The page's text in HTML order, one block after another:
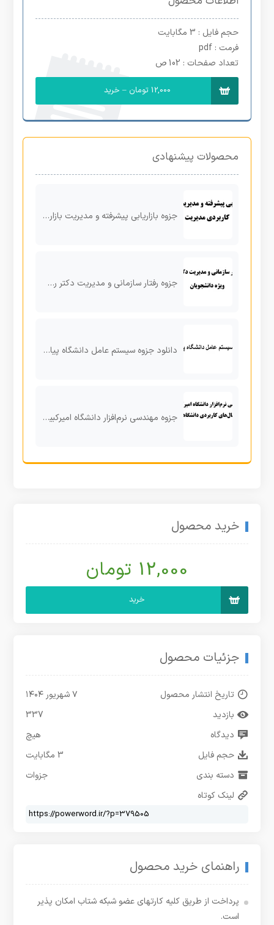
حجم فایل : 3 مگابایت
فرمت : pdf
تعداد صفحات : 102 ص
12,000 تومان – خرید
محصولات پیشنهادی
جزوه بازاریابی پیشرفته و مدیریت بازار | منبع کاربردی مدیریت
جزوه رفتار سازمانی و مدیریت دکتر رضایان ویژه دانشجویان
دانلود جزوه سیستم عامل دانشگاه پیام نور
جزوه مهندسی نرم‌افزار دانشگاه امیرکبیر همراه با مثال‌های کاربردی دانشگاهی
خرید محصول
12,000 تومان
خرید
جزئیات محصول
تاریخ انتشار محصول
۷ شهریور ۱۴۰۴
بازدید
337
دیدگاه
هیچ
حجم فایل
3 مگابایت
دسته بندی
جزوات
لینک کوتاه
راهنمای خرید محصول
پرداخت از طریق کلیه کارتهای عضو شبکه شتاب امکان پذیر
است.